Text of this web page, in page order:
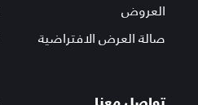
العروض
صالة العرض الافتراضية